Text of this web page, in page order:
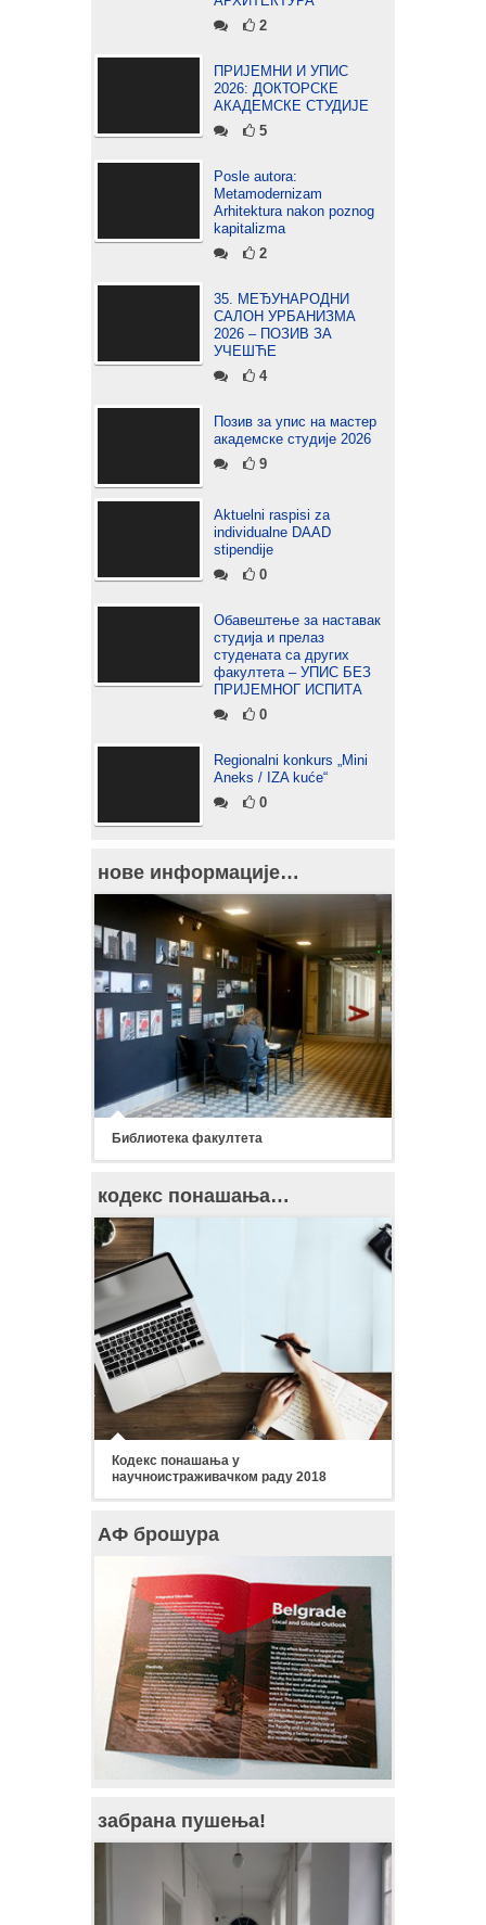
2
ПРИЈЕМНИ И УПИС
2026: ДОКТОРСКЕ
АКАДЕМСКЕ СТУДИЈЕ
5
Posle autora:
Metamodernizam
Arhitektura nakon poznog
kapitalizma
2
35. МЕЂУНАРОДНИ
САЛОН УРБАНИЗМА
2026 – ПОЗИВ ЗА
УЧЕШЋЕ
4
Позив за упис на мастер
академске студије 2026
9
Aktuelni raspisi za
individualne DAAD
stipendije
0
Обавештење за наставак
студија и прелаз
студената са других
факултета – УПИС БЕЗ
ПРИЈЕМНОГ ИСПИТА
0
Regionalni konkurs „Mini
Aneks / IZA kuće“
0
нове информације…
Библиотека факултета
кодекс понашања…
Кодекс понашања у
научноистраживачком раду 2018
АФ брошура
забрана пушења!